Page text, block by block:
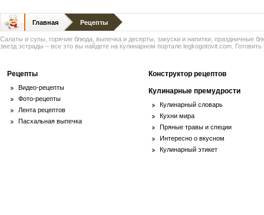
Главная Рецепты
Салаты и супы, горячие блюда, выпечка и десерты, закуски и напитки, праздничные
звезд эстрады – все это вы найдете на кулинарном портале legkogotovit.com. Готовить
Рецепты
Видео-рецепты
Фото-рецепты
Лента рецептов
Пасхальная выпечка
Конструктор рецептов
Кулинарные премудрости
Кулинарный словарь
Кухни мира
Пряные травы и специи
Интересно о вкусном
Кулинарный этикет